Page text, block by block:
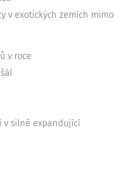
v exotických zemích mimo
v roce
v silně expandující